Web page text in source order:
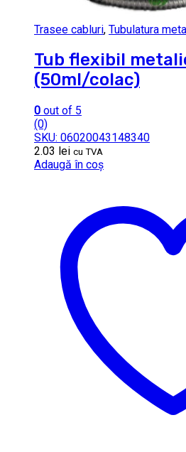
Trasee cabluri, Tubulatura
Tub flexibil
(50ml/colac)
0 out of 5
(0)
SKU: 06020043148340
2.03 lei cu TVA
Adaugă în coș